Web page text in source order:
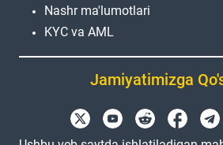
Nashr ma'lumotlari
KYC va AML
Jamiyatimizga